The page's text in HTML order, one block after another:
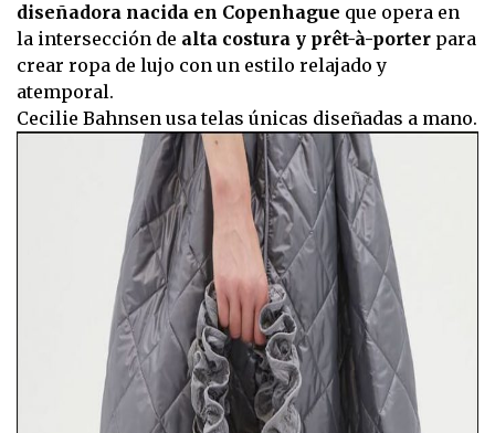
diseñadora nacida en Copenhague que opera en
la intersección de alta costura y prêt-à-porter para
crear ropa de lujo con un estilo relajado y
atemporal.
Cecilie Bahnsen usa telas únicas diseñadas a mano.